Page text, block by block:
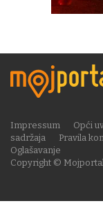
Copyright ©
Impressum Opći
sadržaja
Pravila
Oglašavanje